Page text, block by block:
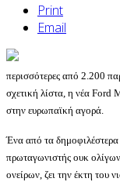
Print
Email
περισσότερες από 2.200
σχετική λίστα, η νέα Ford
στην ευρωπαϊκή αγορά.
Ένα από τα δημοφιλέστερα
πρωταγωνιστής ουκ
ονείρων, ζει την έκτη του